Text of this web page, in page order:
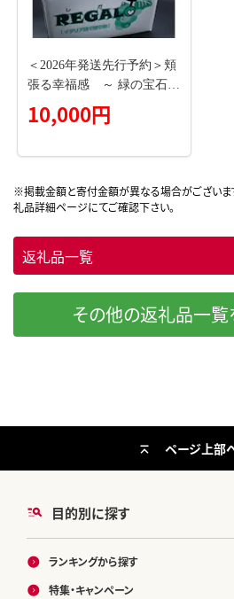
＜2026年発送先行予約＞頬
張る幸福感 ～ 緑の宝石・
シャインマスカット ～ 1.
2㎏以上 2～3房 ALPCV00
10,000円
返礼品一覧
その他の返礼品一覧
目的別に探す
ランキングから探す
特集・キャンペーン
ページ上部